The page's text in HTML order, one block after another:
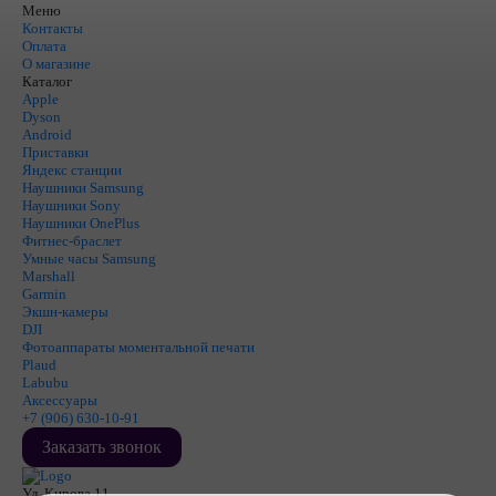
Меню
Контакты
Оплата
О магазине
Каталог
Apple
Dyson
Android
Приставки
Яндекс станции
Наушники Samsung
Наушники Sony
Наушники OnePlus
Фитнес-браслет
Умные часы Samsung
Marshall
Garmin
Экшн-камеры
DJI
Фотоаппараты моментальной печати
Plaud
Labubu
Аксессуары
+7 (906) 630-10-91
Заказать звонок